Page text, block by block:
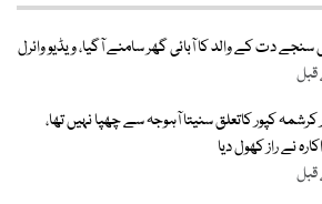
دت کے والد کا آبائی گھر سامنے آگیا، ویڈیو وائرل
کرشمہ کپور کاتعلق سنیتا آہوجہ سے چھپا نہیں تھا،
نے راز کھول دیا